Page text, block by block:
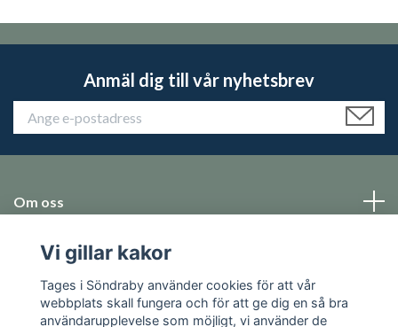
Anmäl dig till vår nyhetsbrev
Om oss
Emballage
Sociala medier
Vi gillar kakor
Tages i Söndraby använder cookies för att vår
webbplats skall fungera och för att ge dig en så bra
användarupplevelse som möjligt, vi använder de